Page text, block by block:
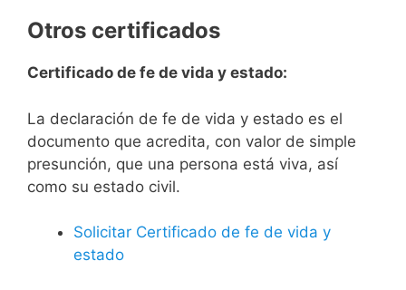
Otros certificados
Certificado de fe de vida y estado:
La declaración de fe de vida y estado es el
documento que acredita, con valor de simple
presunción, que una persona está viva, así
como su estado civil.
Solicitar Certificado de fe de vida y
estado